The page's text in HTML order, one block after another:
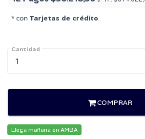
* con Tarjetas de crédito.
Cantidad
COMPRAR
Llega mañana en AMBA